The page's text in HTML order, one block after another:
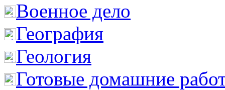
Военное дело
География
Геология
Готовые домашние